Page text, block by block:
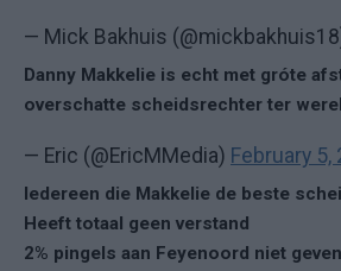
— Mick Bakhuis
Danny Makkelie is echt met gróte
overschatte scheidsrechter ter
— Eric (@EricMMedia) February 5,
Iedereen die Makkelie de beste
Heeft totaal geen verstand
2% pingels aan Feyenoord niet geven